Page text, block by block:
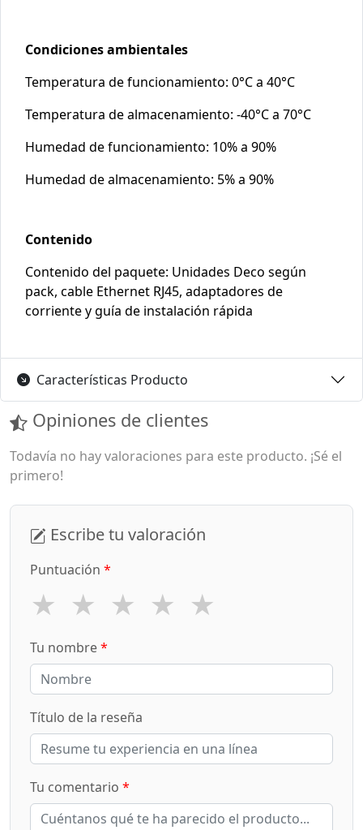
Condiciones ambientales
Temperatura de funcionamiento: 0°C a 40°C
Temperatura de almacenamiento: -40°C a 70°C
Humedad de funcionamiento: 10% a 90%
Humedad de almacenamiento: 5% a 90%
Contenido
Contenido del paquete: Unidades Deco según
pack, cable Ethernet RJ45, adaptadores de
corriente y guía de instalación rápida
Características Producto
Opiniones de clientes
Todavía no hay valoraciones para este producto. ¡Sé el
primero!
Escribe tu valoración
Puntuación *
★ ★ ★ ★ ★
Tu nombre*
Título de la reseña
Tu comentario *